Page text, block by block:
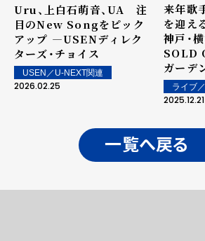
Uru、上白石萌音、UA 注
目のNew Songをピック
アップ ―USENディレク
ターズ・チョイス
USEN／U-NEXT関連
2026.02.25
来年歌
を迎える
神戸・
SOLD
ガーデ
公演を
のアル
ライブ
2025.12.21
一覧へ戻る